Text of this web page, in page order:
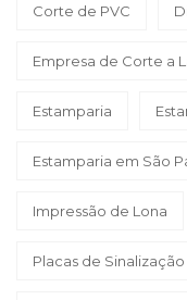
Corte de PVC
Empresa de Corte a
Estamparia
Estamparia em São
Impressão de Lona
Placas de